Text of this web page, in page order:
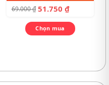
69.000₫ 51.750 ₫
Chọn mua